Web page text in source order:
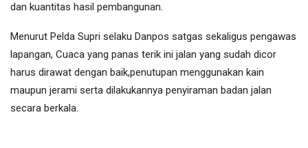
dan kuantitas hasil pembangunan.
Menurut Pelda Supri selaku Danpos satgas sekaligus pengawas
lapangan, Cuaca yang panas terik ini jalan yang sudah dicor
harus dirawat dengan baik,penutupan menggunakan kain
maupun jerami serta dilakukannya penyiraman badan jalan
secara berkala.